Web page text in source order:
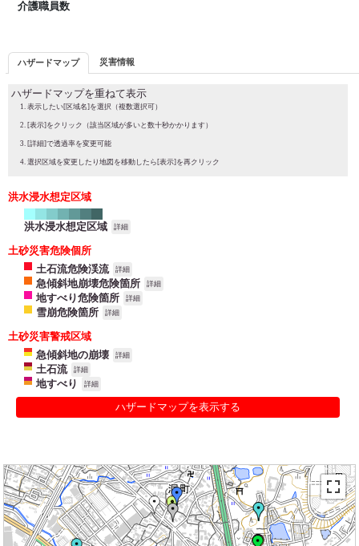
介護職員数
ハザードマップ 災害情報
ハザードマップを重ねて表示
表示したい[区域名]を選択（複数選択可）
[表示]をクリック（該当区域が多いと数十秒かかります）
[詳細]で透過率を変更可能
選択区域を変更したり地図を移動したら[表示]を再クリック
洪水浸水想定区域
洪水浸水想定区域 詳細
土砂災害危険個所
土石流危険渓流
詳細
急傾斜地崩壊危険箇所 詳細
地すべり危険箇所 詳細
雪崩危険箇所 詳細
土砂災害警戒区域
急傾斜地の崩壊
詳細
土石流 詳細
地すべり 詳細
ハザードマップを表示する